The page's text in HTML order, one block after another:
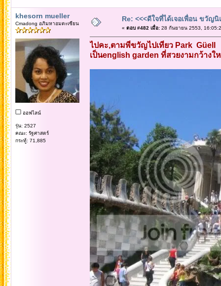
khesorn mueller
Cmadong อภิมหาอมตะเซียน
ออฟไลน์
รุ่น: 2527
คณะ: รัฐศาสตร์
กระทู้: 71,885
Re: <<<ดีใจที่ได้เจอเพื่อน ขวัญนิ
« ตอบ #482 เมื่อ:28 กันยายน 2553,
ไปคะ,ตามพี่ขวัญไปเที่ยว Park Güell
เป็นenglish garden ที่สวยงามกว้างใ